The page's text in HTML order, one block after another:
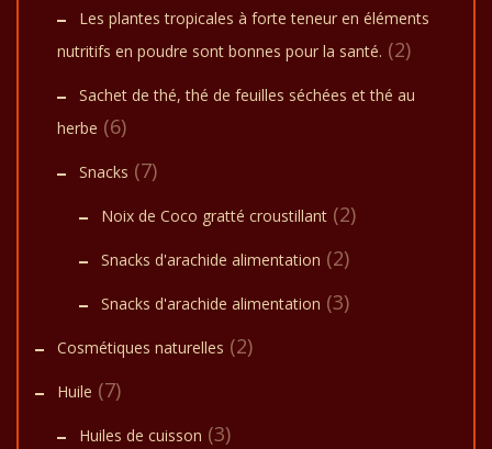
Les plantes tropicales à forte teneur en éléments
nutritifs en poudre sont bonnes pour la santé. (2)
Sachet de thé, thé de feuilles séchées et thé au
herbe (6)
Snacks (7)
Noix de Coco gratté croustillant (2)
Snacks d'arachide alimentation (2)
Snacks d'arachide alimentation (3)
Cosmétiques naturelles (2)
Huile (7)
Huiles de cuisson (3)